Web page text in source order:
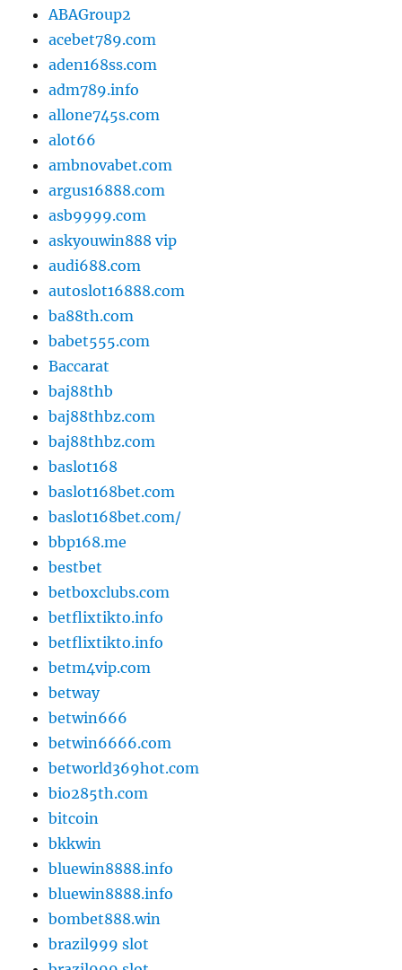
ABAGroup2
acebet789.com
aden168ss.com
adm789.info
allone745s.com
alot66
ambnovabet.com
argus16888.com
asb9999.com
askyouwin888 vip
audi688.com
autoslot16888.com
ba88th.com
babet555.com
Baccarat
baj88thb
baj88thbz.com
baj88thbz.com
baslot168
baslot168bet.com
baslot168bet.com/
bbp168.me
bestbet
betboxclubs.com
betflixtikto.info
betflixtikto.info
betm4vip.com
betway
betwin666
betwin6666.com
betworld369hot.com
bio285th.com
bitcoin
bkkwin
bluewin8888.info
bluewin8888.info
bombet888.win
brazil999 slot